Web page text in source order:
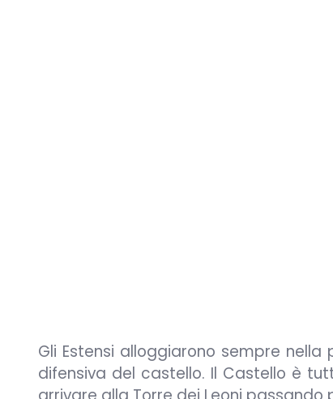
Gli Estensi alloggiarono sempre
difensiva del castello. Il Castello è